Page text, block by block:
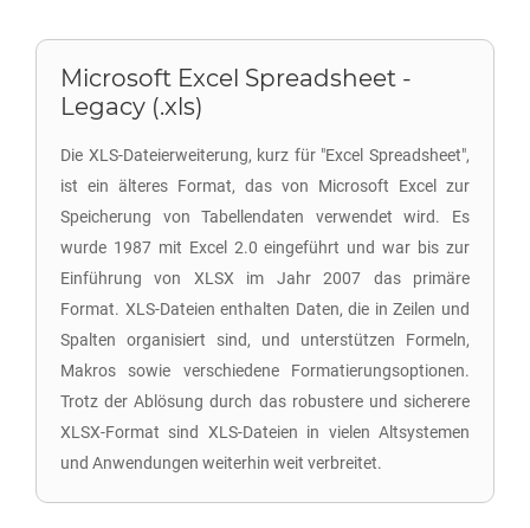
Microsoft Excel Spreadsheet -
Legacy (.xls)
Die XLS-Dateierweiterung, kurz für "Excel Spreadsheet",
ist ein älteres Format, das von Microsoft Excel zur
Speicherung von Tabellendaten verwendet wird. Es
wurde 1987 mit Excel 2.0 eingeführt und war bis zur
Einführung von XLSX im Jahr 2007 das primäre
Format. XLS-Dateien enthalten Daten, die in Zeilen und
Spalten organisiert sind, und unterstützen Formeln,
Makros sowie verschiedene Formatierungsoptionen.
Trotz der Ablösung durch das robustere und sicherere
XLSX-Format sind XLS-Dateien in vielen Altsystemen
und Anwendungen weiterhin weit verbreitet.